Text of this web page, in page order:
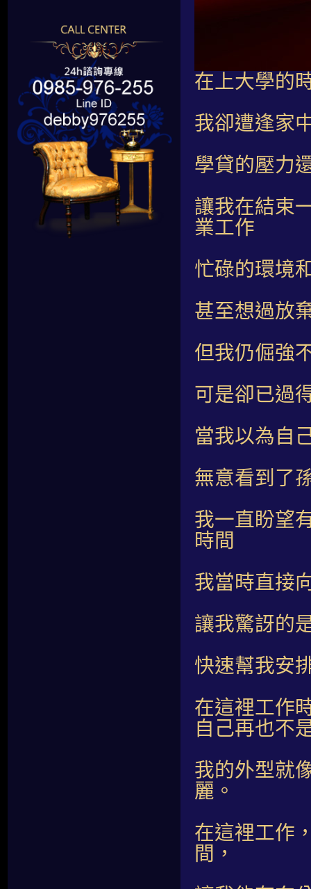
在上大學的
我卻遭逢家
學貸的壓力
讓我在結束
業工作
忙碌的環境
甚至想過放
但我仍倔強
可是卻已過
當我以為自
無意看到了
我一直盼望
時間
我當時直接
讓我驚訝的
快速幫我安
在這裡工作
自己再也不
我的外型就
麗。
在這裡工作
間，